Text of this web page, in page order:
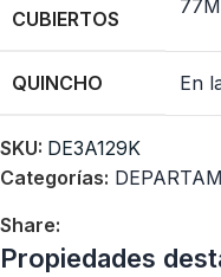
CUBIERTOS
QUINCHO En
SKU: DE3A129K
Categorías:
Share:
Propiedades